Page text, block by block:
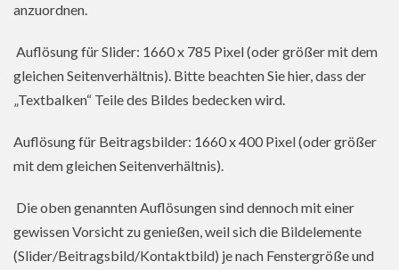
anzuordnen.
Auflösung für Slider: 1660 x 785 Pixel (oder größer mit dem
gleichen Seitenverhältnis). Bitte beachten Sie hier, dass der
„Textbalken“ Teile des Bildes bedecken wird.
Auflösung für Beitragsbilder: 1660 x 400 Pixel (oder größer
mit dem gleichen Seitenverhältnis).
Die oben genannten Auflösungen sind dennoch mit einer
gewissen Vorsicht zu genießen, weil sich die Bildelemente
(Slider/Beitragsbild/Kontaktbild) je nach Fenstergröße und